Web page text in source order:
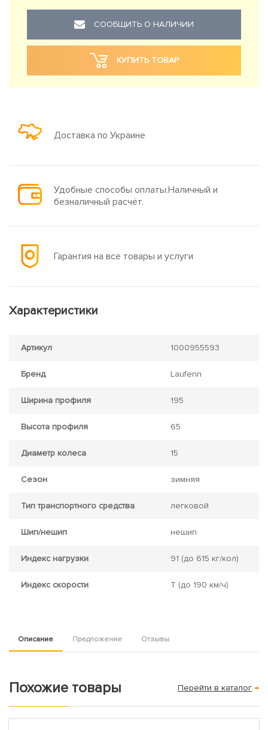
СООБЩИТЬ О НАЛИЧИИ
КУПИТЬ ТОВАР
Доставка по Украине
Удобные способы оплаты.Наличный и
безналичный расчёт.
Гарантия на все товары и услуги
Характеристики
Артикул 1000955593
Бренд Laufenn
Ширина профиля 195
Высота профиля 65
Диаметр колеса 15
Сезон зимняя
Тип транспортного средства легковой
Шип/нешип нешип
Индекс нагрузки 91 (до 615 кг/кол)
Индекс скорости T (до 190 км/ч)
Описание Предложение Отзывы
Похожие товары Перейти в каталог →